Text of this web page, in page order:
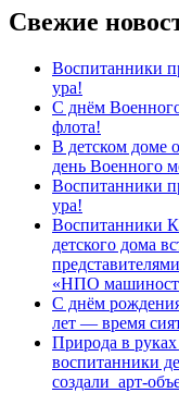
Свежие
Воспитанники
ура!
С днём
флота!
В детском доме
день Военного
Воспитанники
ура!
Воспитанники
детского дома
«НПО
С днём
лет — время
Природа в руках
воспитанники
создали арт-